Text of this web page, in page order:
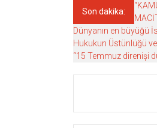
Son dakika:
Dünyanın en büyüğü
Hukukun Üstünlüğü
“15 Temmuz direnişi